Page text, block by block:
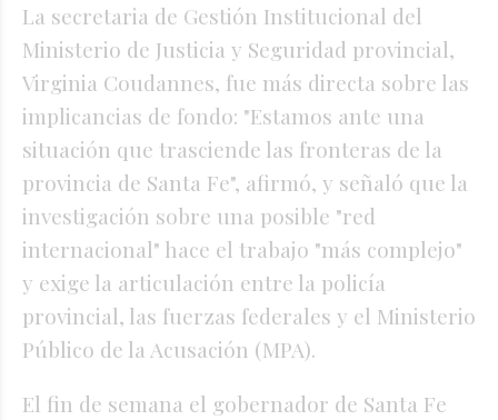
La secretaria de Gestión Institucional del
Ministerio de Justicia y Seguridad provincial,
Virginia Coudannes, fue más directa sobre las
implicancias de fondo: "Estamos ante una
situación que trasciende las fronteras de la
provincia de Santa Fe", afirmó, y señaló que la
investigación sobre una posible "red
internacional" hace el trabajo "más complejo"
y exige la articulación entre la policía
provincial, las fuerzas federales y el Ministerio
Público de la Acusación (MPA).
El fin de semana el gobernador de Santa Fe